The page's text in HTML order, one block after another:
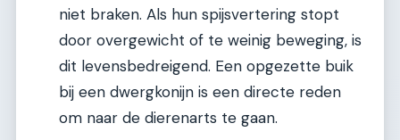
niet braken. Als hun spijsvertering stopt
door overgewicht of te weinig beweging, is
dit levensbedreigend. Een opgezette buik
bij een dwergkonijn is een directe reden
om naar de dierenarts te gaan.